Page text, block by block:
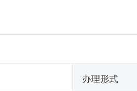
办理形式